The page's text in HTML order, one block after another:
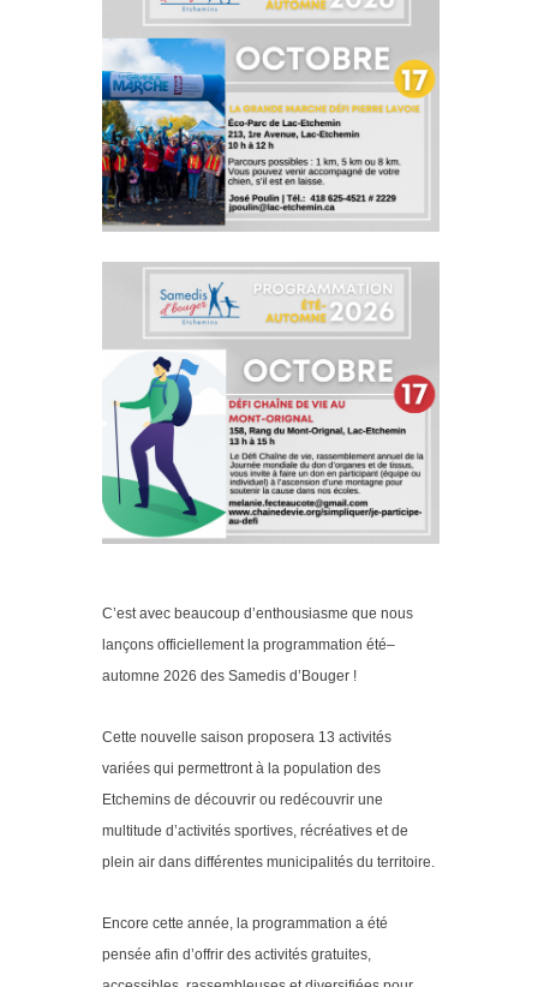
C’est avec beaucoup d’enthousiasme que nous
lançons officiellement la programmation été–
automne 2026 des Samedis d’Bouger !
Cette nouvelle saison proposera 13 activités
variées qui permettront à la population des
Etchemins de découvrir ou redécouvrir une
multitude d’activités sportives, récréatives et de
plein air dans différentes municipalités du territoire.
Encore cette année, la programmation a été
pensée afin d’offrir des activités gratuites,